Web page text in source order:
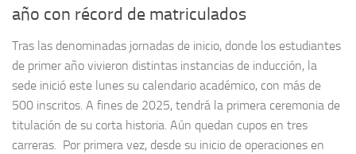
año con récord de matriculados
Tras las denominadas jornadas de inicio, donde los estudiantes
de primer año vivieron distintas instancias de inducción, la
sede inició este lunes su calendario académico, con más de
500 inscritos. A fines de 2025, tendrá la primera ceremonia de
titulación de su corta historia. Aún quedan cupos en tres
carreras. Por primera vez, desde su inicio de operaciones en